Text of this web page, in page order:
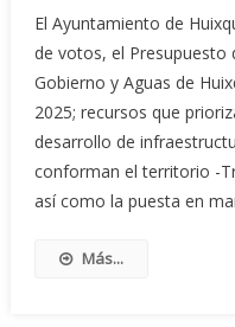
El Ayuntamiento de
de votos, el Presupuesto
Gobierno y Aguas de
2025; recursos que
desarrollo de
conforman el territorio -
así como la puesta en
Más...